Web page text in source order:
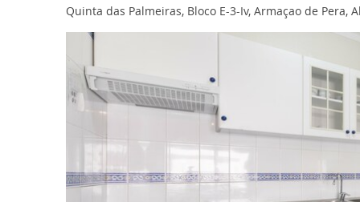
Quinta das Palmeiras, Bloco E-3-Iv, Armaçao de Pera,